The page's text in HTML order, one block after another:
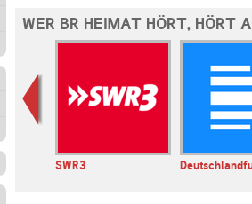
WER BR HEIMAT HÖRT, HÖRT
SWR3